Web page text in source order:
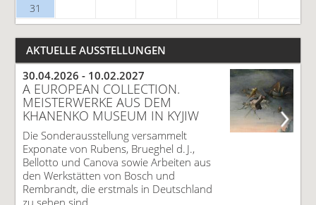
31
AKTUELLE AUSSTELLUNGEN
30.04.2026 - 10.02.2027
A EUROPEAN COLLECTION.
MEISTERWERKE AUS DEM
KHANENKO MUSEUM IN KYJIW
Die Sonderausstellung versammelt
Exponate von Rubens, Brueghel d. J.,
Bellotto und Canova sowie Arbeiten aus
den Werkstätten von Bosch und
Rembrandt, die erstmals in Deutschland
zu sehen sind.